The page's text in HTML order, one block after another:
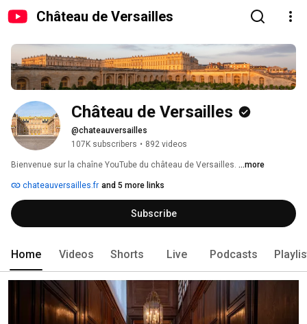
Château de Versailles
Château de Versailles
@chateauversailles
107K subscribers • 892 videos
Bienvenue sur la chaîne YouTube du château de Versailles. ...more
chateauversailles.fr and 5 more links
Subscribe
Home Videos Shorts Live Podcasts